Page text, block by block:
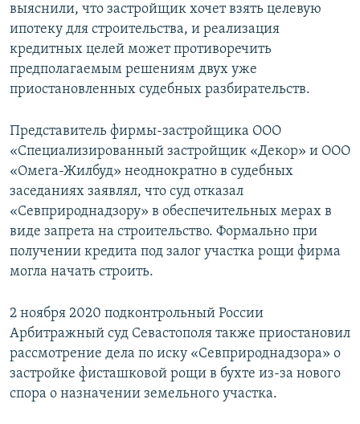
выяснили, что застройщик хочет взять целевую
ипотеку для строительства, и реализация
кредитных целей может противоречить
предполагаемым решениям двух уже
приостановленных судебных разбирательств.
Представитель фирмы-застройщика ООО
«Специализированный застройщик «Декор» и ООО
«Омега-Жилбуд» неоднократно в судебных
заседаниях заявлял, что суд отказал
«Севприроднадзору» в обеспечительных мерах в
виде запрета на строительство. Формально при
получении кредита под залог участка рощи фирма
могла начать строить.
2 ноября 2020 подконтрольный России
Арбитражный суд Севастополя также приостановил
рассмотрение дела по иску «Севприроднадзора» о
застройке фисташковой рощи в бухте из-за нового
спора о назначении земельного участка.